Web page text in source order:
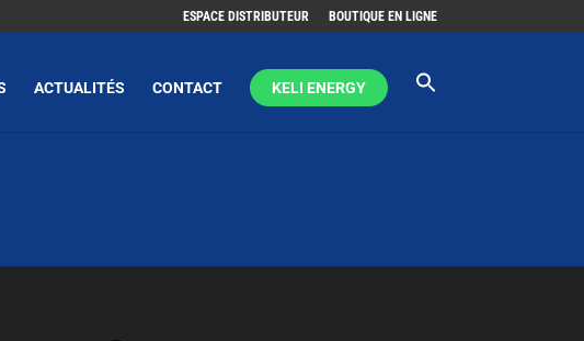
ESPACE DISTRIBUTEUR BOUTIQUE EN LIGNE
ACTUALITÉS CONTACT KELI ENERGY